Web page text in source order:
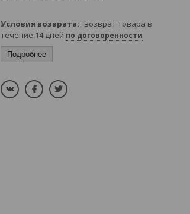
возврат товара в
течение 14 дней по договоренности
Подробнее